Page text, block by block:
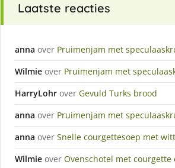
Laatste reacties
anna over Pruimenjam met
Wilmie over Pruimenjam met
HarryLohr over Gevuld Turks brood
anna over Pruimenjam met
anna over Snelle courgettesoep met
Wilmie over Ovenschotel met courgette